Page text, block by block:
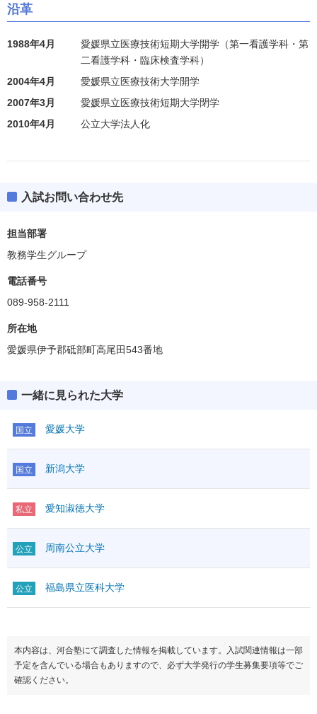
沿革
1988年4月
愛媛県立医療技術短期大学開学（第一看護学科・第
二看護学科・臨床検査学科）
2004年4月
愛媛県立医療技術大学開学
2007年3月
愛媛県立医療技術短期大学閉学
2010年4月
公立大学法人化
入試お問い合わせ先
担当部署
教務学生グループ
電話番号
089-958-2111
所在地
愛媛県伊予郡砥部町高尾田543番地
一緒に見られた大学
国立 愛媛大学
国立 新潟大学
私立 愛知淑徳大学
公立 周南公立大学
公立 福島県立医科大学
本内容は、河合塾にて調査した情報を掲載しています。入試関連情報は一部
予定を含んでいる場合もありますので、必ず大学発行の学生募集要項等でご
確認ください。